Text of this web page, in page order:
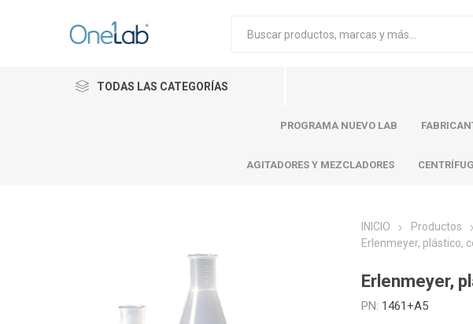
TODAS LAS CATEGORÍAS
PROGRAMA NUEVO LAB
AGITADORES Y MEZCLADORES
INICIO Productos
Erlenmeyer, plástico,
Erlenmeyer,
PN: 1461+A5